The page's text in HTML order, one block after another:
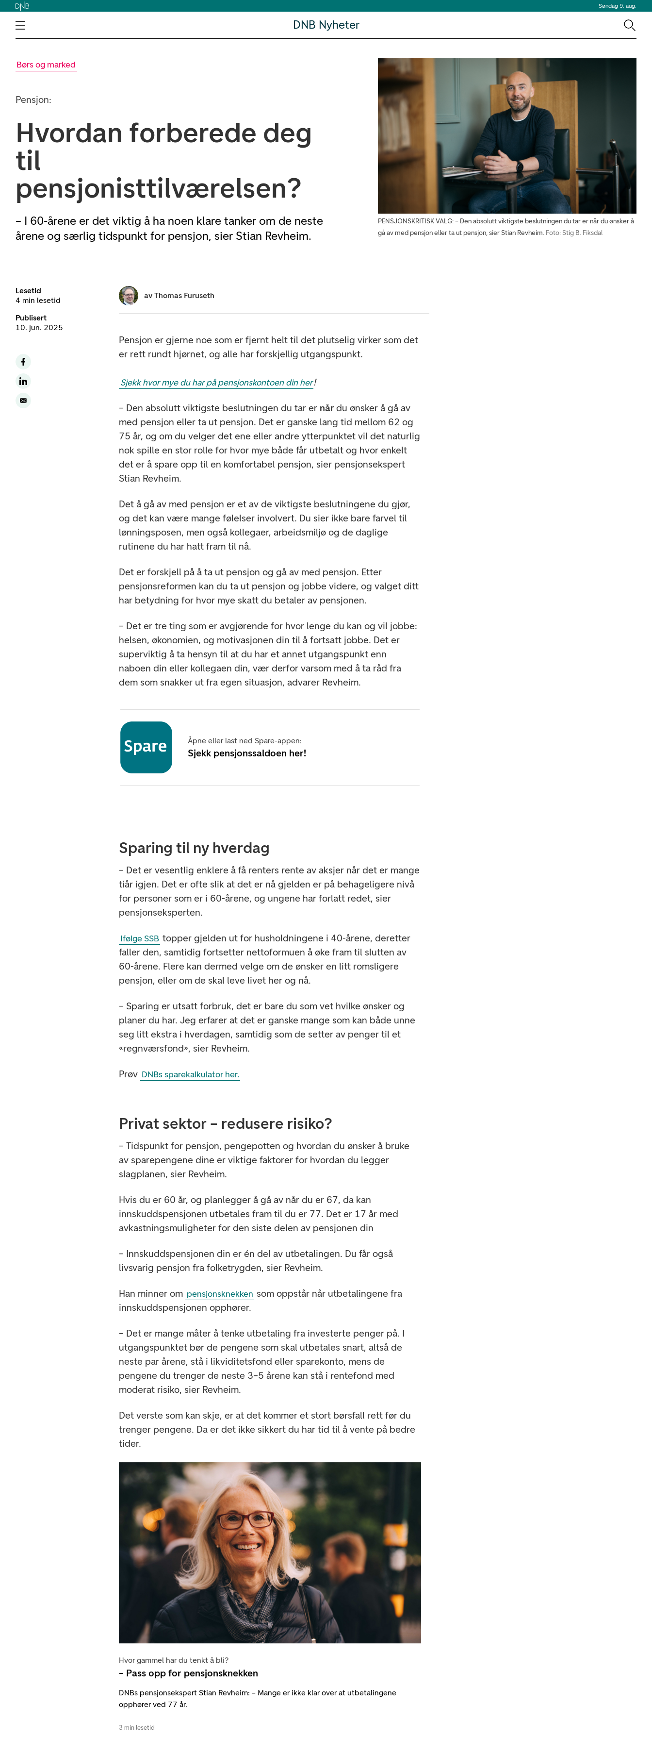
Søndag 9. aug.
DNB Nyheter
Børs og marked
Pensjon:
Hvordan forberede deg
til
pensjonisttilværelsen?
– I 60-årene er det viktig å ha noen klare tanker om de neste
årene og særlig tidspunkt for pensjon, sier Stian Revheim.
PENSJONSKRITISK VALG: – Den absolutt viktigste beslutningen du tar er når du ønsker å
gå av med pensjon eller ta ut pensjon, sier Stian Revheim. Foto: Stig B. Fiksdal
Lesetid
4 min lesetid
Publisert
10. jun. 2025
av Thomas Furuseth
Pensjon er gjerne noe som er fjernt helt til det plutselig virker som det
er rett rundt hjørnet, og alle har forskjellig utgangspunkt.
Sjekk hvor mye du har på pensjonskontoen din her!
– Den absolutt viktigste beslutningen du tar er når du ønsker å gå av
med pensjon eller ta ut pensjon. Det er ganske lang tid mellom 62 og
75 år, og om du velger det ene eller andre ytterpunktet vil det naturlig
nok spille en stor rolle for hvor mye både får utbetalt og hvor enkelt
det er å spare opp til en komfortabel pensjon, sier pensjonsekspert
Stian Revheim.
Det å gå av med pensjon er et av de viktigste beslutningene du gjør,
og det kan være mange følelser involvert. Du sier ikke bare farvel til
lønningsposen, men også kollegaer, arbeidsmiljø og de daglige
rutinene du har hatt fram til nå.
Det er forskjell på å ta ut pensjon og gå av med pensjon. Etter
pensjonsreformen kan du ta ut pensjon og jobbe videre, og valget ditt
har betydning for hvor mye skatt du betaler av pensjonen.
– Det er tre ting som er avgjørende for hvor lenge du kan og vil jobbe:
helsen, økonomien, og motivasjonen din til å fortsatt jobbe. Det er
superviktig å ta hensyn til at du har et annet utgangspunkt enn
naboen din eller kollegaen din, vær derfor varsom med å ta råd fra
dem som snakker ut fra egen situasjon, advarer Revheim.
Åpne eller last ned Spare-appen:
Sjekk pensjonssaldoen her!
Sparing til ny hverdag
– Det er vesentlig enklere å få renters rente av aksjer når det er mange
tiår igjen. Det er ofte slik at det er nå gjelden er på behageligere nivå
for personer som er i 60-årene, og ungene har forlatt redet, sier
pensjonseksperten.
Ifølge SSB topper gjelden ut for husholdningene i 40-årene, deretter
faller den, samtidig fortsetter nettoformuen å øke fram til slutten av
60-årene. Flere kan dermed velge om de ønsker en litt romsligere
pensjon, eller om de skal leve livet her og nå.
– Sparing er utsatt forbruk, det er bare du som vet hvilke ønsker og
planer du har. Jeg erfarer at det er ganske mange som kan både unne
seg litt ekstra i hverdagen, samtidig som de setter av penger til et
«regnværsfond», sier Revheim.
Prøv DNBs sparekalkulator her.
Privat sektor – redusere risiko?
– Tidspunkt for pensjon, pengepotten og hvordan du ønsker å bruke
av sparepengene dine er viktige faktorer for hvordan du legger
slagplanen, sier Revheim.
Hvis du er 60 år, og planlegger å gå av når du er 67, da kan
innskuddspensjonen utbetales fram til du er 77. Det er 17 år med
avkastningsmuligheter for den siste delen av pensjonen din
– Innskuddspensjonen din er én del av utbetalingen. Du får også
livsvarig pensjon fra folketrygden, sier Revheim.
Han minner om pensjonsknekken som oppstår når utbetalingene fra
innskuddspensjonen opphører.
– Det er mange måter å tenke utbetaling fra investerte penger på. I
utgangspunktet bør de pengene som skal utbetales snart, altså de
neste par årene, stå i likviditetsfond eller sparekonto, mens de
pengene du trenger de neste 3–5 årene kan stå i rentefond med
moderat risiko, sier Revheim.
Det verste som kan skje, er at det kommer et stort børsfall rett før du
trenger pengene. Da er det ikke sikkert du har tid til å vente på bedre
tider.
Hvor gammel har du tenkt å bli?
– Pass opp for pensjonsknekken
DNBs pensjonsekspert Stian Revheim: – Mange er ikke klar over at utbetalingene
opphører ved 77 år.
3 min lesetid